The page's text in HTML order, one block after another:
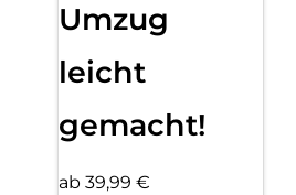
Umzug
leicht
gemacht!
ab 39,99 €